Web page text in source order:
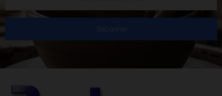
S’abonner